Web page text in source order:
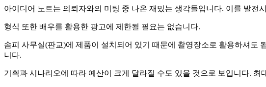
아이디어 노트는 의뢰자와의 미팅 중 나온 재밌는 생각들입니다. 이를 발
형식 또한 배우를 활용한 광고에 제한될 필요는 없습니다.
솜피 사무실(판교)에 제품이 설치되어 있기 때문에 촬영장소로 활용하셔도
니다.
기획과 시나리오에 따라 예산이 크게 달라질 수도 있을 것으로 보입니다.